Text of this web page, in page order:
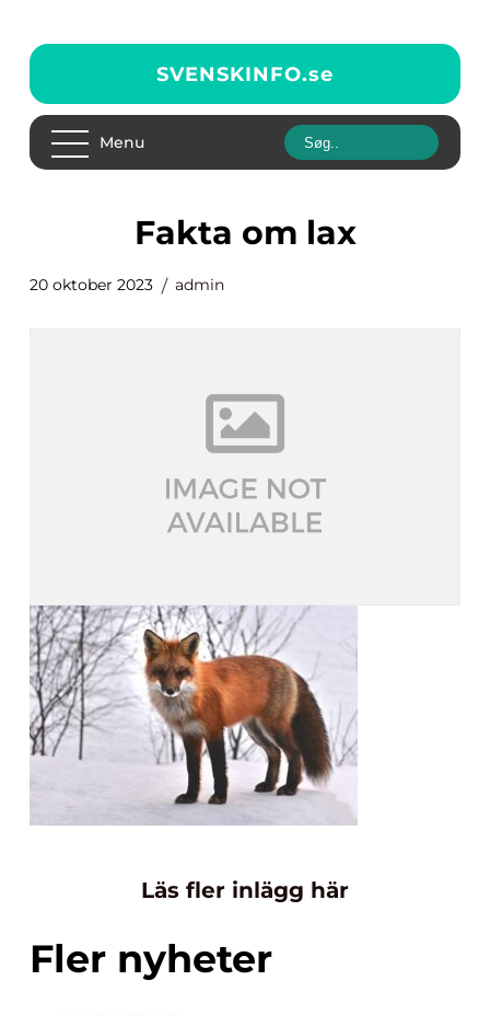
SVENSKINFO.se
Menu
fakta om lax
20 oktober 2023 admin
Läs fler inlägg här
Fler nyheter